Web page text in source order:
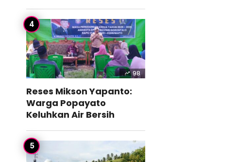
98
Reses Mikson Yapanto:
Warga Popayato
Keluhkan Air Bersih